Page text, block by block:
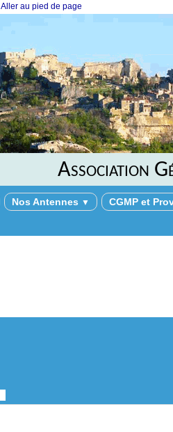
Aller au pied de page
Association
Nos Antennes ▼ CGMP et